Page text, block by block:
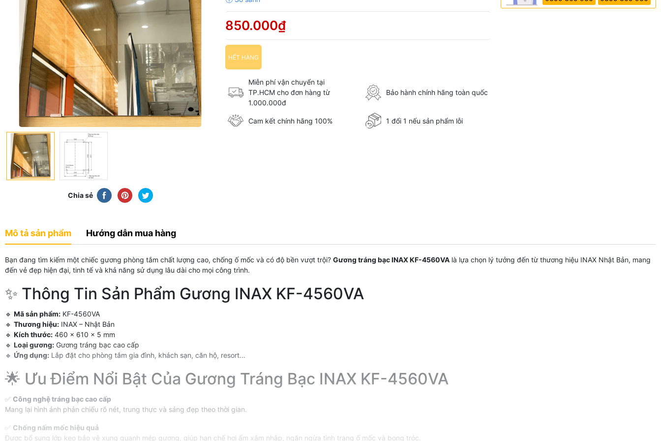
Chia sẻ
850.000₫
HẾT HÀNG
Miễn phí vận chuyển tại
TP.HCM cho đơn hàng từ
1.000.000đ
Bảo hành chính hãng toàn quốc
Cam kết chính hãng 100% 1 đổi 1 nếu sản phẩm lỗi
Mô tả sản phẩm Hướng dẫn mua hàng
Bạn đang tìm kiếm một chiếc gương phòng tắm chất lượng cao, chống ố mốc và có độ bền vượt trội? Gương tráng bạc INAX KF-4560VA là lựa chọn lý tưởng đến từ thương hiệu INAX Nhật Bản, mang
đến vẻ đẹp hiện đại, tinh tế và khả năng sử dụng lâu dài cho mọi công trình.
✨ Thông Tin Sản Phẩm Gương INAX KF-4560VA
🔹 Mã sản phẩm: KF-4560VA
🔹 Thương hiệu: INAX – Nhật Bản
🔹 Kích thước: 460 x 610 x 5 mm
🔹 Loại gương: Gương tráng bạc cao cấp
🔹 Ứng dụng: Lắp đặt cho phòng tắm gia đình, khách sạn, căn hộ, resort...
🌟 Ưu Điểm Nổi Bật Của Gương Tráng Bạc INAX KF-4560VA
✅ Công nghệ tráng bạc cao cấp
Mang lại hình ảnh phản chiếu rõ nét, trung thực và sáng đẹp theo thời gian.
✅ Chống nấm mốc hiệu quả
Được bổ sung lớp keo bảo vệ xung quanh mép gương, giúp hạn chế hơi ẩm xâm nhập, ngăn ngừa tình trạng ố mốc và bong tróc.